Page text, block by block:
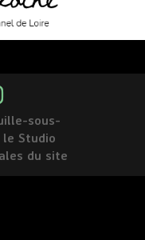
sous-
le Studio
du site